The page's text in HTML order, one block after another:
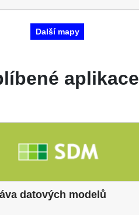
Další mapy
aplikace
datových modelů